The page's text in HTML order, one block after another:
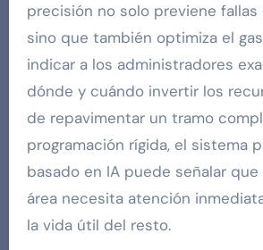
precisión no solo previene
sino que también optimiza el
indicar a los administradores
dónde y cuándo invertir los
de repavimentar un tramo
programación rígida, el sistema
basado en IA puede señalar que
área necesita atención
la vida útil del resto.